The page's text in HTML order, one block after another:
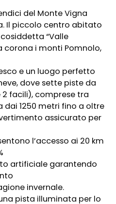
del Monte Vigna
Il piccolo centro abitato
“Valle
corona i monti Pomnolo,
e un luogo perfetto
dove sette piste da
facili), comprese tra
dai 1250 metri fino a oltre
assicurato per
l’accesso ai 20 km
artificiale garantendo
invernale.
pista illuminata per lo